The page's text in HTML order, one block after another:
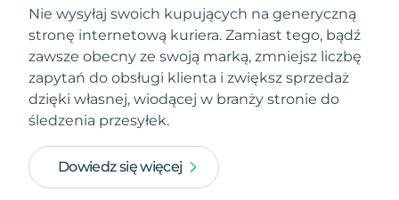
Nie wysyłaj swoich kupujących na generyczną
stronę internetową kuriera. Zamiast tego, bądź
zawsze obecny ze swoją marką, zmniejsz liczbę
zapytań do obsługi klienta i zwiększ sprzedaż
dzięki własnej, wiodącej w branży stronie do
śledzenia przesyłek.
Dowiedz się więcej